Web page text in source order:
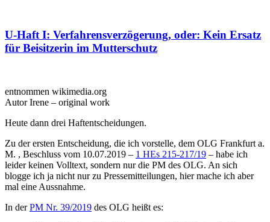
U-Haft I: Verfahrensverzögerung, oder: Kein Ersatz
für Beisitzerin im Mutterschutz
entnommen wikimedia.org
Autor Irene – original work
Heute dann drei Haftentscheidungen.
Zu der ersten Entscheidung, die ich vorstelle, dem OLG Frankfurt a.
M. , Beschluss vom 10.07.2019 – 1 HEs 215-217/19 – habe ich
leider keinen Volltext, sondern nur die PM des OLG. An sich
blogge ich ja nicht nur zu Pressemitteilungen, hier mache ich aber
mal eine Aussnahme.
In derPM Nr. 39/2019 des OLG heißt es: